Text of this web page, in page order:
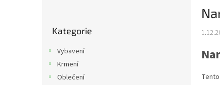
kategorie
Kategorie
Vybavení
Krmení
Oblečení